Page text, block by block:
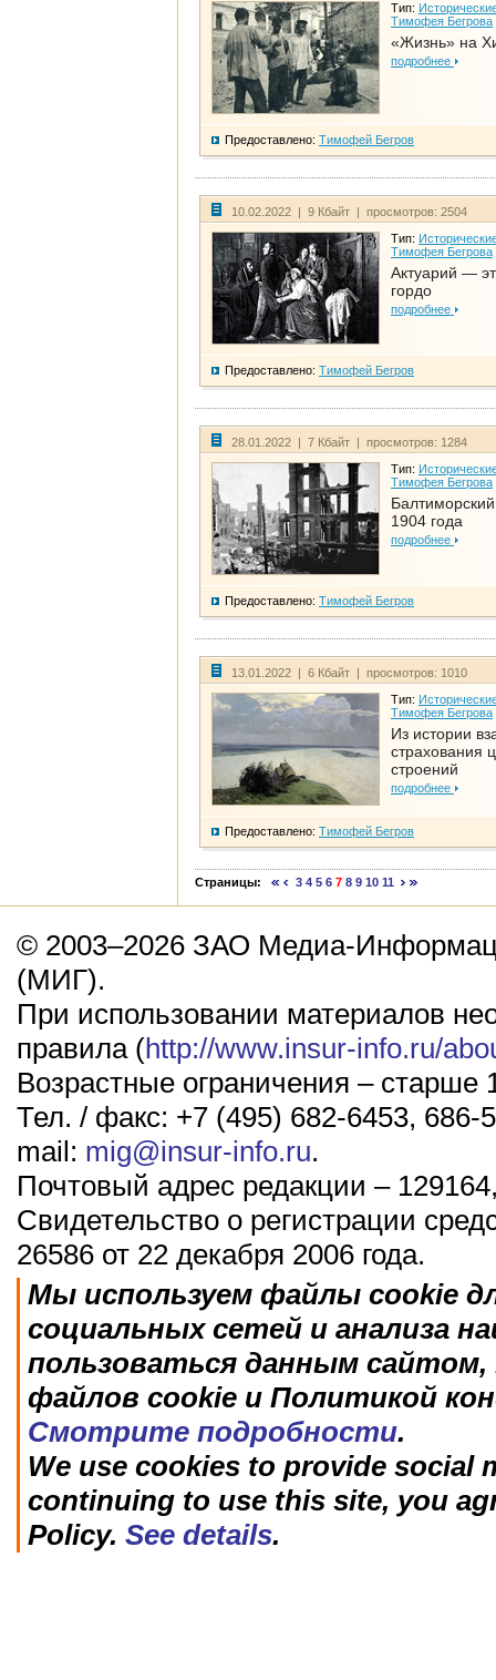
Тип:
Тимофея Бегрова
«Жизнь» на
подробнее
Предоставлено: Тимофей Бегров
10.02.2022 | 9 Кбайт | просмотров: 2504
Тип:
Тимофея Бегрова
Актуарий —
гордо
подробнее
Предоставлено: Тимофей Бегров
28.01.2022 | 7 Кбайт | просмотров: 1284
Тип:
Тимофея Бегрова
1904 года
подробнее
Предоставлено: Тимофей Бегров
13.01.2022 | 6 Кбайт | просмотров: 1010
Тип:
Тимофея Бегрова
Из истории
страхования
строений
подробнее
Предоставлено: Тимофей Бегров
Страницы: 3 4 5 6 7 8 9 10 11
© 2003–2026 ЗАО Медиа-
(МИГ).
При использовании материалов
правила (http://www.insur-info.ru/
Возрастные ограничения – старше
Тел. / факс: +7 (495) 682-6453, 686-
mail: mig@insur-info.ru.
Почтовый адрес редакции –
Свидетельство о регистрации
26586 от 22 декабря 2006 года.
Мы используем файлы cookie
социальных сетей и анализа
пользоваться данным
файлов cookie и Политикой
Смотрите подробности.
We use cookies to provide social
continuing to use this site, you
Policy. See details.